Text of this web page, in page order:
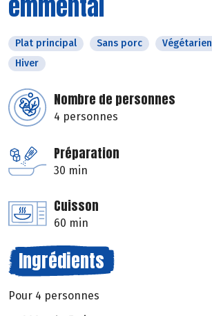
Plat principal Sans porc Végétarien
Hiver
Nombre de personnes
4 personnes
Préparation
30 min
Cuisson
60 min
Ingrédients
Pour 4 personnes